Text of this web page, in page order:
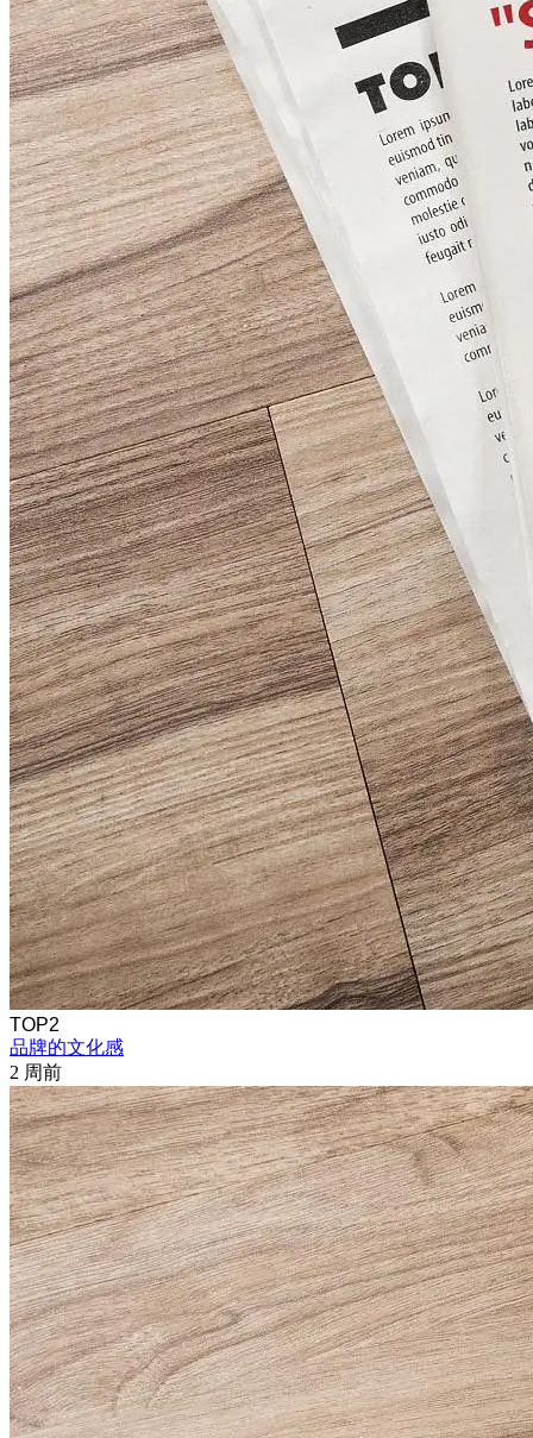
TOP2
品牌的文化感
2 周前